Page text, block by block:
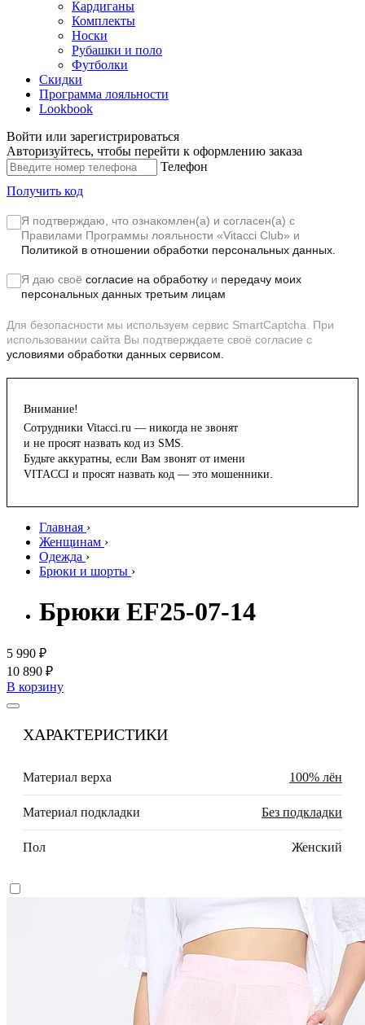
Кардиганы
Комплекты
Носки
Рубашки и поло
Футболки
Скидки
Программа лояльности
Lookbook
Войти или зарегистрироваться
Авторизуйтесь, чтобы перейти к оформлению заказа
Телефон
Получить код
Я подтверждаю, что ознакомлен(а) и согласен(а) с
Правилами Программы лояльности «Vitacci Club» и
Политикой в отношении обработки персональных данных.
Я даю своё согласие на обработку и передачу моих
персональных данных третьим лицам
Для безопасности мы используем сервис SmartCaptcha. При
использовании сайта Вы подтверждаете своё согласие с
условиями обработки данных сервисом.
Внимание!
Сотрудники Vitacci.ru — никогда не звонят
и не просят назвать код из SMS.
Будьте аккуратны, если Вам звонят от имени
VITACCI и просят назвать код — это мошенники.
Главная ›
Женщинам ›
Одежда ›
Брюки и шорты ›
Брюки EF25-07-14
5 990 ₽
10 890 ₽
В корзину
ХАРАКТЕРИСТИКИ
Материал верха 100% лён
Материал подкладки Без подкладки
Пол Женский